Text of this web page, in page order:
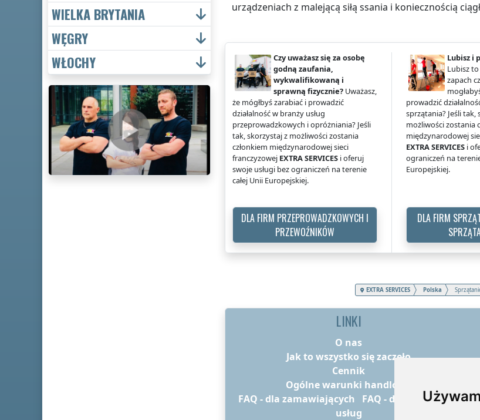
urządzeniach z malejącą siłą ssania i koniecznością
Czy uważasz się za osobę
godną zaufania,
wykwalifikowaną i
sprawną fizycznie? Uważasz,
że mógłbyś zarabiać i prowadzić
działalność w branży usług
przeprowadzkowych i opróżniania? Jeśli
tak, skorzystaj z możliwości zostania
członkiem międzynarodowej sieci
franczyzowej EXTRA SERVICES i oferuj
swoje usługi bez ograniczeń na terenie
całej Unii Europejskiej.
DLA FIRM PRZEPROWADZKOWYCH I
PRZEWOŹNIKÓW
Lubisz i
Lubisz
zapach
prowadzić
sprzątania? Jeśli tak,
możliwości zostania
międzynarodowej
EXTRA SERVICES i
ograniczeń na
Europejskiej.
DLA FIRM
EXTRA SERVICES Polska
LINKI
O nas
Jak to wszystko się zaczęło
Cennik
Ogólne warunki handlowe
FAQ - dla zamawiających
FAQ - dla dostawców
usług
WIELKA BRYTANIA
WĘGRY
WŁOCHY